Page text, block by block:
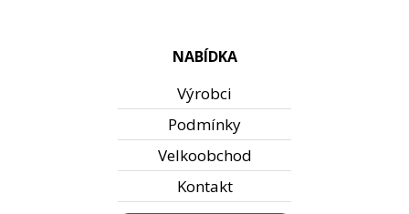
NABÍDKA
Výrobci
Podmínky
Velkoobchod
Kontakt